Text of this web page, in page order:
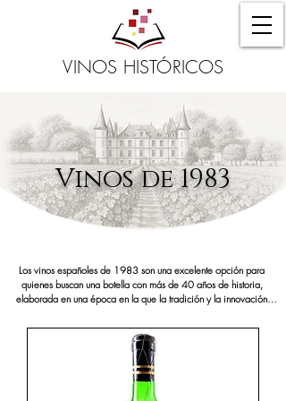
VINOS HISTÓRICOS
Vinos de 1983
Los vinos españoles de 1983 son una excelente opción para
quienes buscan una botella con más de 40 años de historia,
elaborada en una época en la que la tradición y la innovación
destaca por su autenticidad y carácter, y se ha convertido en una
elección muy valorada para regalos de cumpleaños, aniversarios
y celebraciones especiales. Un vino de 1983 es perfecto para
quienes desean brindar con una pieza de historia embotellada.